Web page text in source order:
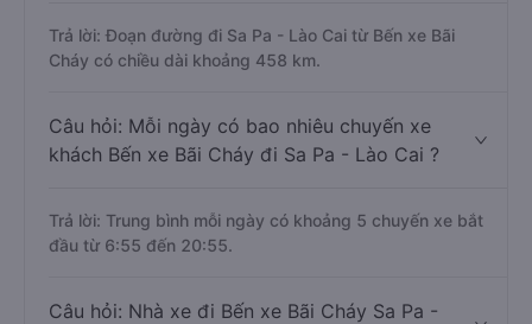
Trả lời: Đoạn đường đi Sa Pa - Lào Cai từ Bến xe Bãi
Cháy có chiều dài khoảng 458 km.
Câu hỏi: Mỗi ngày có bao nhiêu chuyến xe
khách Bến xe Bãi Cháy đi Sa Pa - Lào Cai ?
Trả lời: Trung bình mỗi ngày có khoảng 5 chuyến xe bắt
đầu từ 6:55 đến 20:55.
Câu hỏi: Nhà xe đi Bến xe Bãi Cháy Sa Pa -